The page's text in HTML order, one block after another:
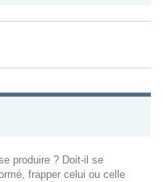
produire ? Doit-il se
frapper celui ou celle